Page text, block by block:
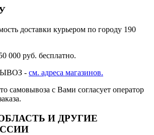
доставки курьером по городу 190
000 руб. бесплатно.
- см. адреса магазинов.
самовывоза с Вами согласует оператор
И ДРУГИЕ